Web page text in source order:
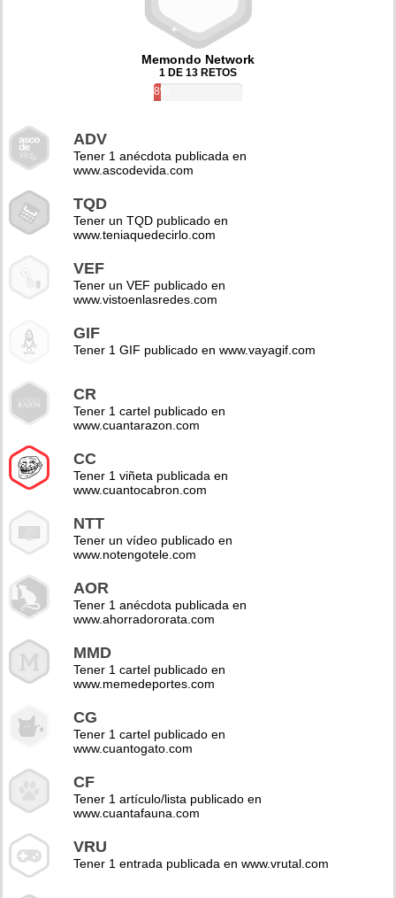
Memondo Network
1 DE 13 RETOS
8%
ADV
Tener 1 anécdota publicada en
www.ascodevida.com
TQD
Tener un TQD publicado en
www.teniaquedecirlo.com
VEF
Tener un VEF publicado en
www.vistoenlasredes.com
GIF
Tener 1 GIF publicado en www.vayagif.com
CR
Tener 1 cartel publicado en
www.cuantarazon.com
CC
Tener 1 viñeta publicada en
www.cuantocabron.com
NTT
Tener un vídeo publicado en
www.notengotele.com
AOR
Tener 1 anécdota publicada en
www.ahorradororata.com
MMD
Tener 1 cartel publicado en
www.memedeportes.com
CG
Tener 1 cartel publicado en
www.cuantogato.com
CF
Tener 1 artículo/lista publicado en
www.cuantafauna.com
VRU
Tener 1 entrada publicada en www.vrutal.com